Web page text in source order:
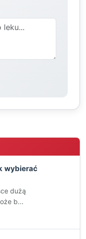
wybierać
dużą
b...